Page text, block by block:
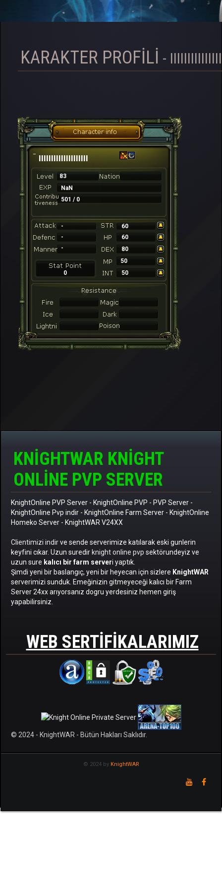
KARAKTER PROFILI -
IIIIIIIIIIIIIIIIIIII
83
NaN
501 / 0
-
60
-
60
-
80
50
0
50
KNIGHTWAR KNIGHT
ONLINE PVP SERVER
KnightOnline PVP Server - KnightOnline PVP - PVP Server -
KnightOnline Pvp indir - KnightOnline Farm Server - KnightOnline
Homeko Server - KnightWAR V24XX
Clientimizi indirve sende serverimize katılarak eski gunlerin
keyfini cıkar. Uzun suredir knight online pvp sektörundeyiz ve
uzun sure kalıcı bir farm serveri yaptık.
Şimdi yeni bir baslangıç, yeni bir heyecan için sizlere KnightWAR
serverimizi sunduk. Emeğinizin gitmeyeceği kalıcı bir Farm
Server 24xx arıyorsanız dogru yerdesiniz hemen giriş
yapabilirsiniz.
WEB SERTIFIKALARIMIZ
© 2024 - KnightWAR - Bütün Hakları Saklıdır.
© 2024 by KnightWAR